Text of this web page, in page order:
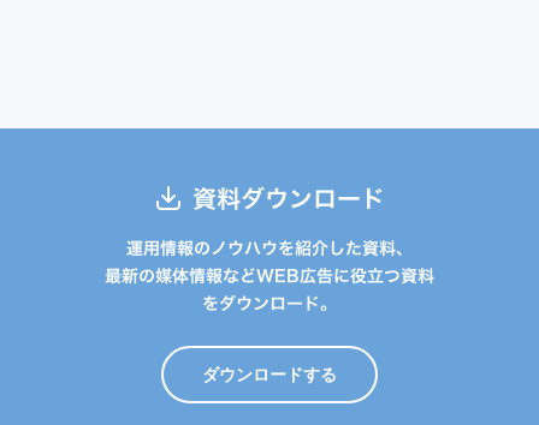
資料ダウンロード
運用情報のノウハウを紹介した資料、
最新の媒体情報などWEB広告に役立つ資料
をダウンロード。
ダウンロードする